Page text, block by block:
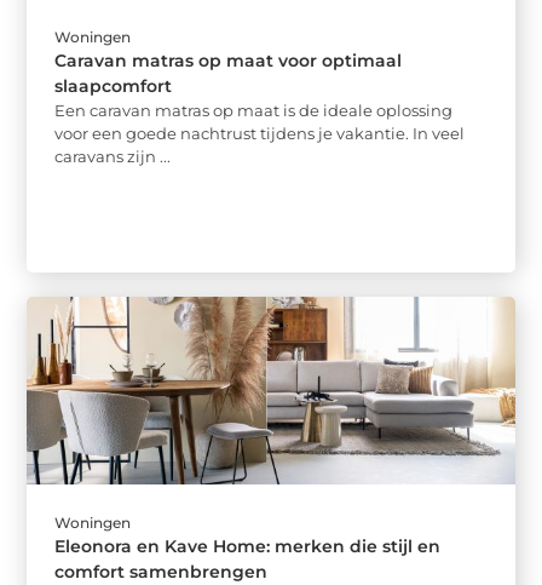
Woningen
Caravan matras op maat voor optimaal
slaapcomfort
Een caravan matras op maat is de ideale oplossing
voor een goede nachtrust tijdens je vakantie. In veel
caravans zijn ...
Woningen
Eleonora en Kave Home: merken die stijl en
comfort samenbrengen